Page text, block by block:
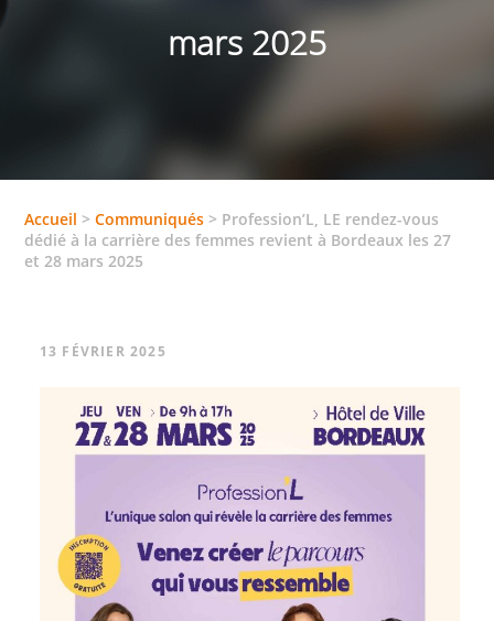
mars 2025
Accueil >Communiqués > Profession’L, LE rendez-vous
dédié à la carrière des femmes revient à Bordeaux les 27
et 28 mars 2025
13 FÉVRIER 2025